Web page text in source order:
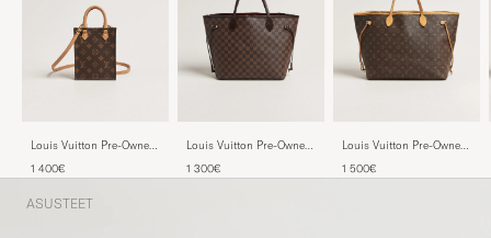
Louis Vuitton Pre-Owned
Monogram
1 400€
Louis Vuitton Pre-Owned
Ebene
1 300€
Louis Vuitton Pre-Owned
1 500€
ASUSTEET